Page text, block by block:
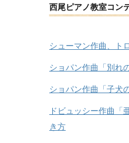
西尾ピアノ教室コン
シューマン作曲、ト
ショパン作曲「別れ
ショパン作曲「子犬
ドビュッシー作曲「
き方